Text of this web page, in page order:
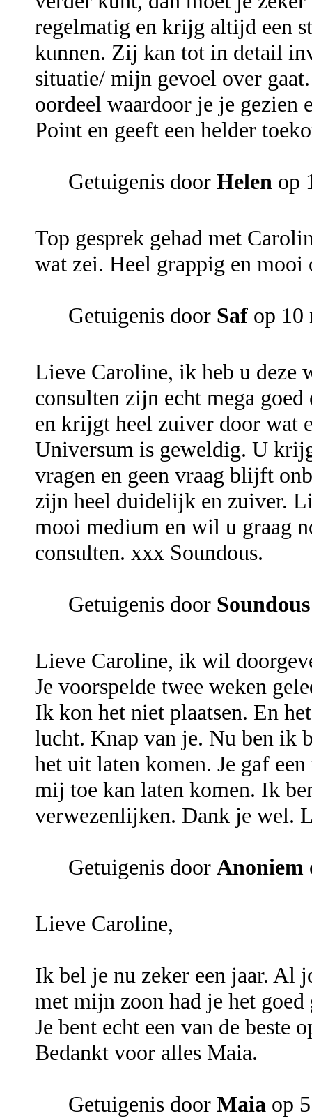
regelmatig en krijg altijd een
kunnen. Zij kan tot in detail
situatie/ mijn gevoel over
oordeel waardoor je je gezien
Point en geeft een helder
Getuigenis door Helen op
Top gesprek gehad met
wat zei. Heel grappig en mooi
Getuigenis door Saf op 10
Lieve Caroline, ik heb u deze
consulten zijn echt mega
en krijgt heel zuiver door wat
Universum is geweldig. U
vragen en geen vraag blijft
zijn heel duidelijk en zuiver.
mooi medium en wil u graag
consulten. xxx Soundous.
Getuigenis door Soundous
Lieve Caroline, ik wil
Je voorspelde twee weken
Ik kon het niet plaatsen. En
lucht. Knap van je. Nu ben ik
het uit laten komen. Je gaf
mij toe kan laten komen. Ik
verwezenlijken. Dank je wel.
Getuigenis door Anoniem
Lieve Caroline,
Ik bel je nu zeker een jaar. Al
met mijn zoon had je het goed
Je bent echt een van de beste
Bedankt voor alles Maia.
Getuigenis door Maia op